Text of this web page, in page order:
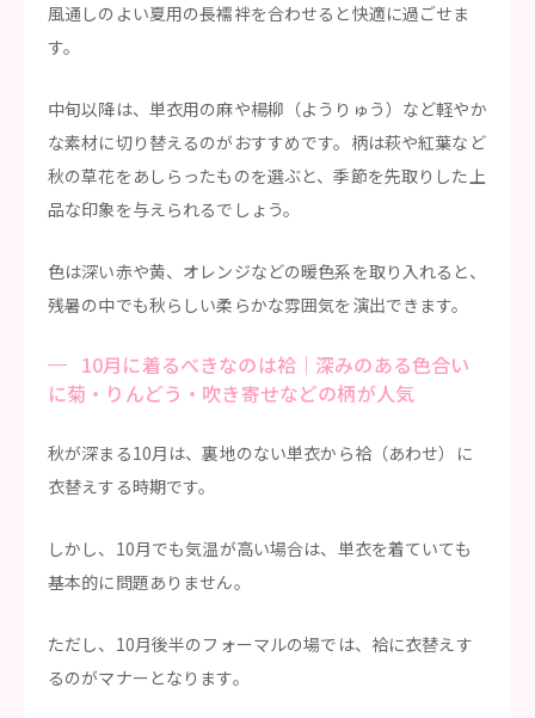
風通しのよい夏用の長襦袢を合わせると快適に過ごせま
す。
中旬以降は、単衣用の麻や楊柳（ようりゅう）など軽やか
な素材に切り替えるのがおすすめです。柄は萩や紅葉など
秋の草花をあしらったものを選ぶと、季節を先取りした上
品な印象を与えられるでしょう。
色は深い赤や黄、オレンジなどの暖色系を取り入れると、
残暑の中でも秋らしい柔らかな雰囲気を演出できます。
10月に着るべきなのは袷｜深みのある色合い
に菊・りんどう・吹き寄せなどの柄が人気
秋が深まる10月は、裏地のない単衣から袷（あわせ）に
衣替えする時期です。
しかし、10月でも気温が高い場合は、単衣を着ていても
基本的に問題ありません。
ただし、10月後半のフォーマルの場では、袷に衣替えす
るのがマナーとなります。